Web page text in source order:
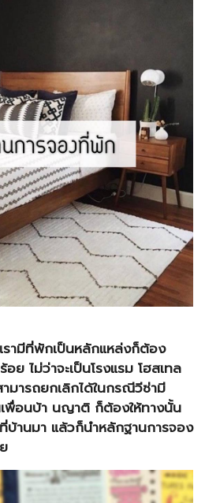
เรามีที่พักเป็นหลักแหล่งก็ต้อง
ย ไม่ว่าจะเป็นโรงแรม โฮสเทล
มารถยกเลิกได้ในกรณีวีซ่ามี
พื่อนบ้า นญาติ ก็ต้องให้ทางนั้น
บ้านมา แล้วก็นำหลักฐานการจอง